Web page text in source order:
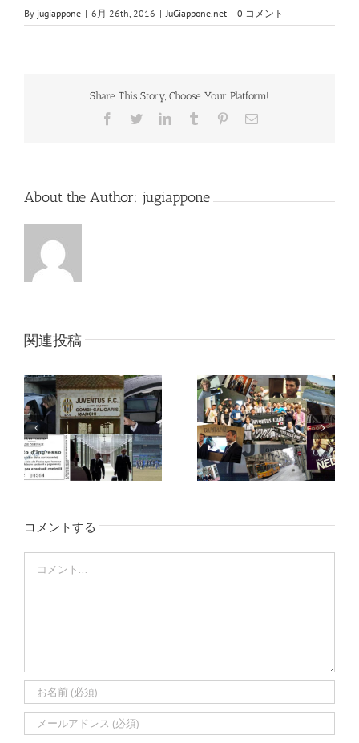
By jugiappone | 6月 26th, 2016 | JuGiappone.net | 0 コメント
Share This Story, Choose Your Platform!
Facebook
TwitterLinkedInTumblr Pinterest
電
About the Author: jugiappone
関連投稿
コメントする